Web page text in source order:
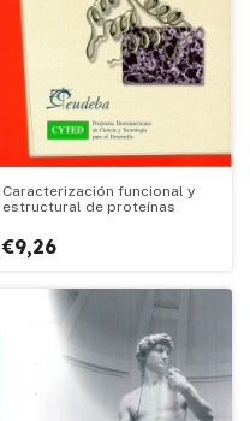
Caracterización funcional y
estructural de proteínas
€9,26